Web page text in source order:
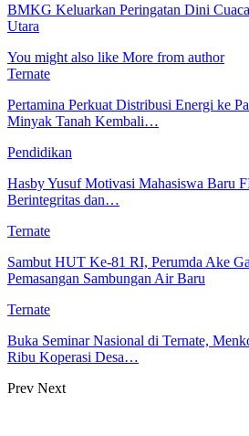
BMKG Keluarkan Peringatan Dini
Utara
You might also like More from author
Ternate
Pertamina Perkuat Distribusi Energi ke
Minyak Tanah Kembali…
Pendidikan
Hasby Yusuf Motivasi Mahasiswa Baru
Berintegritas dan…
Ternate
Sambut HUT Ke-81 RI, Perumda Ake
Pemasangan Sambungan Air Baru
Ternate
Buka Seminar Nasional di Ternate,
Ribu Koperasi Desa…
Prev Next